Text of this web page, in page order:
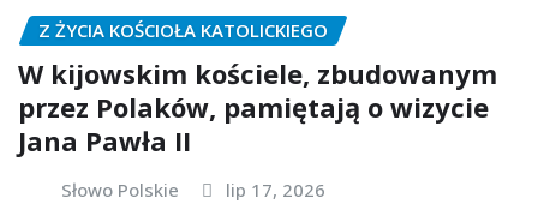
Z ŻYCIA KOŚCIOŁA KATOLICKIEGO
W kijowskim kościele, zbudowanym
przez Polaków, pamiętają o wizycie
Jana Pawła II
Słowo Polskie lip 17, 2026